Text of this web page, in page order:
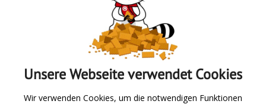
Absenden
Unsere Webseite verwendet Cookies
Wir verwenden Cookies, um die notwendigen Funktionen